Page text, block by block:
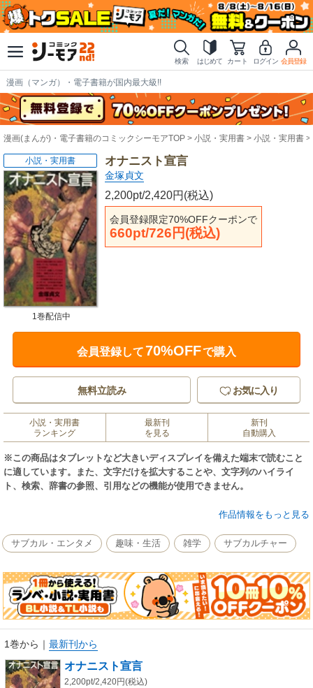
検索 はじめて カート ログイン 会員登録
漫画（マンガ）・電子書籍が国内最大級!!
漫画(まんが)・電子書籍のコミックシーモアTOP 小説・実用書 小説・実用書
オナニスト宣言
金塚貞文
2,200pt/2,420円(税込)
会員登録限定70%OFFクーポンで
660pt/726円(税込)
小説・実用書
1巻配信中
会員登録して70%OFFで購入
無料立読み お気に入り
小説・実用書
ランキング
最新刊
を見る
新刊
自動購入
※この商品はタブレットなど大きいディスプレイを備えた端末で読むこと
に適しています。また、文字だけを拡大することや、文字列のハイライ
ト、検索、辞書の参照、引用などの機能が使用できません。
アダムのオナニズム――性的欲望とは何か？／商品のにおい――性とは商
観客／世紀末の「ポルノトピア」――われらヴィクトリア朝の人間／近親
相姦ポルノのオナニズム／個人賃金制とオナニズムの戦略／性的欲望なん
作品情報をもっと見る
サブカル・エンタメ 趣味・生活 雑学 サブカルチャー
1巻から ｜ 最新刊から
オナニスト宣言
2,200pt/2,420円(税込)